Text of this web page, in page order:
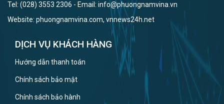
Tel: (028) 3553 2306 - Email: info@phuongnamvina.vn
Website: phuongnamvina.com, vnnews24h.net
DỊCH VỤ KHÁCH HÀNG
Hướng dẫn thanh toán
Chính sách bảo mật
Chính sách bảo hành